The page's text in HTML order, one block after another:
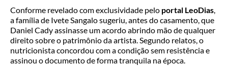
Conforme revelado com exclusividade pelo portal LeoDias,
a família de Ivete Sangalo sugeriu, antes do casamento, que
Daniel Cady assinasse um acordo abrindo mão de qualquer
direito sobre o patrimônio da artista. Segundo relatos, o
nutricionista concordou com a condição sem resistência e
assinou o documento de forma tranquila na época.